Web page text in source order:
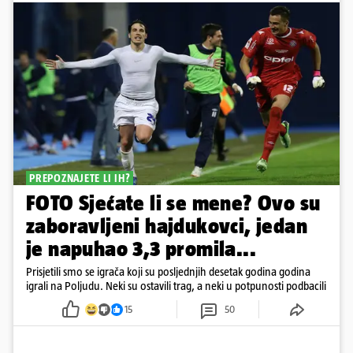
PREPOZNAJETE LI IH?
FOTO Sjećate li se mene? Ovo su
zaboravljeni hajdukovci, jedan
je napuhao 3,3 promila...
Prisjetili smo se igrača koji su posljednjih desetak godina godina
igrali na Poljudu. Neki su ostavili trag, a neki u potpunosti podbacili
15 50